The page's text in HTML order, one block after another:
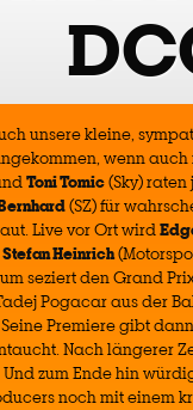
unsere kleine,
wenn auch
Toni Tomic(Sky)
(SZ) für
Live vor Ort wird
Stefan Heinrich
seziert den Grand
Pogacar aus der
Premiere gibt dann
Nach längerer
Und zum Ende hin
noch mit einem